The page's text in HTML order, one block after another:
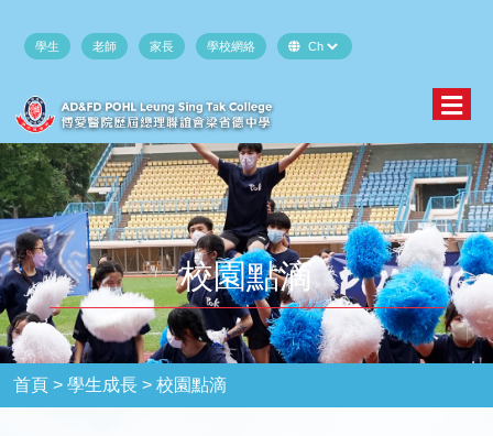
學生 老師 家長 學校網絡
校園點滴
首頁 > 學生成長 >校園點滴